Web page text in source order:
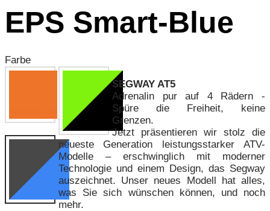
EPS Smart-Blue
Farbe
SEGWAY AT5
Adrenalin pur auf 4 Rädern -
Spüre die Freiheit, keine
Grenzen.
Jetzt präsentieren wir stolz die
neueste Generation leistungsstarker ATV-
Modelle – erschwinglich mit moderner
Technologie und einem Design, das Segway
auszeichnet. Unser neues Modell hat alles,
was Sie sich wünschen können, und noch
mehr.